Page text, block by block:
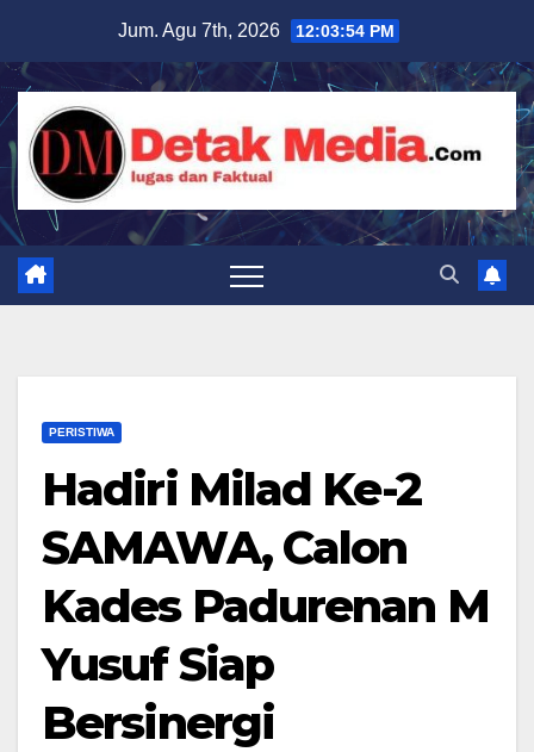
content
Jum. Agu 7th, 2026 12:03:55 PM
PERISTIWA
Hadiri Milad Ke-2
SAMAWA, Calon
Kades Padurenan M
Yusuf Siap
Bersinergi